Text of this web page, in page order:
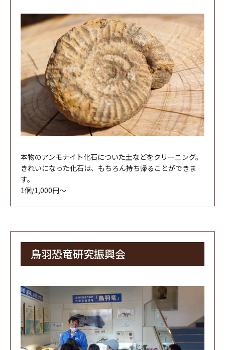
本物のアンモナイト化石についた土などをクリーニング。
きれいになった化石は、もちろん持ち帰ることができま
す。
1個/1,000円〜
鳥羽恐竜研究振興会